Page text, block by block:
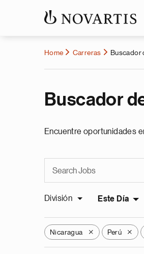
Home Carreras Buscador
Buscador
Encuentre oportunidades
División Este Día
Nicaragua X Perú X